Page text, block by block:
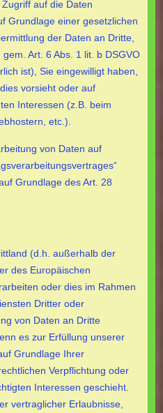
auf die Daten
Grundlage einer gesetzlichen
der Daten an Dritte,
Art. 6 Abs. 1 lit. b DSGVO
ist), Sie eingewilligt haben,
vorsieht oder auf
Interessen (z.B. beim
etc.).
von Daten auf
Grundlage des Art. 28
(d.h. außerhalb der
des Europäischen
oder dies im Rahmen
Dritter oder
von Daten an Dritte
es zur Erfüllung unserer
Grundlage Ihrer
Verpflichtung oder
Interessen geschieht.
vertraglicher Erlaubnisse,